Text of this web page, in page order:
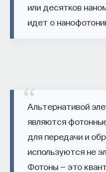
или десятков
идет о
Альтернативой
являются
для передачи и
используются не
Фотоны — это
Engineering,
Deep-Tech и Biotech
Заполнить анкету
Посмотреть текущие
Образование
чем кажется